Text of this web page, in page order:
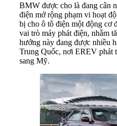
BMW được cho là đang cân
điện mở rộng phạm vi hoạt
bị cho ô tô điện một động cơ
vai trò máy phát điện, nhằm
hướng này đang được nhiều
Trung Quốc, nơi EREV phát
sang Mỹ.